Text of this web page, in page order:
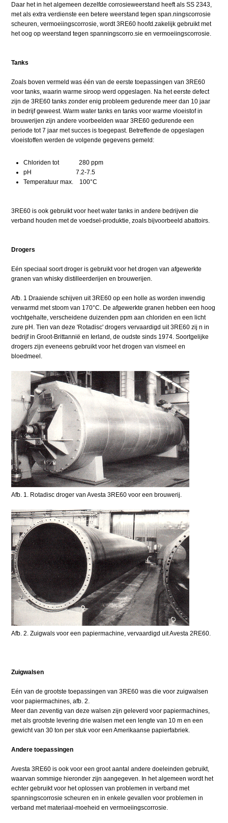
Daar het in het algemeen dezelfde corrosieweerstand heeft als SS 2343,
met als extra verdienste een betere weerstand tegen span.ningscorrosie
scheuren, vermoeiingscorrosie, wordt 3RE60 hoofd.zakelijk gebruikt met
het oog op weerstand tegen spanningscorro.sie en vermoeiingscorrosie.
Tanks
Zoals boven vermeld was één van de eerste toepassingen van 3RE60
voor tanks, waarin warme siroop werd opgeslagen. Na het eerste defect
zijn de 3RE60 tanks zonder enig probleem gedurende meer dan 10 jaar
in bedrijf geweest. Warm water tanks en tanks voor warme vloeistof in
brouwerijen zijn andere voorbeelden waar 3RE60 gedurende een
periode tot 7 jaar met succes is toegepast. Betreffende de opgeslagen
vloeistoffen werden de volgende gegevens gemeld:
Chloriden tot 280 ppm
pH 7.2-7.5
Temperatuur max. 100°C
3RE60 is ook gebruikt voor heet water tanks in andere bedrijven die
verband houden met de voedsel-produktie, zoals bijvoorbeeld abattoirs.
Drogers
Eén speciaal soort droger is gebruikt voor het drogen van afgewerkte
granen van whisky distilleerderijen en brouwerijen.
Afb. 1 Draaiende schijven uit 3RE60 op een holle as worden inwendig
verwarmd met stoom van 170°C. De afgewerkte granen hebben een hoog
vochtgehalte, verscheidene duizenden ppm aan chloriden en een licht
zure pH. Tien van deze 'Rotadisc' drogers vervaardigd uit 3RE60 zij n in
bedrijf in Groot-Brittannië en Ierland, de oudste sinds 1974. Soortgelijke
drogers zijn eveneens gebruikt voor het drogen van vismeel en
bloedmeel.
Afb. 1. Rotadisc droger van Avesta 3RE60 voor een brouwerij.
Afb. 2. Zuigwals voor een papiermachine, vervaardigd uit Avesta 2RE60.
Zuigwalsen
Eén van de grootste toepassingen van 3RE60 was die voor zuigwalsen
voor papiermachines, afb. 2.
Meer dan zeventig van deze walsen zijn geleverd voor papiermachines,
met als grootste levering drie walsen met een lengte van 10 m en een
gewicht van 30 ton per stuk voor een Amerikaanse papierfabriek.
Andere toepassingen
Avesta 3RE60 is ook voor een groot aantal andere doeleinden gebruikt,
waarvan sommige hieronder zijn aangegeven. In het algemeen wordt het
echter gebruikt voor het oplossen van problemen in verband met
spanningscorrosie scheuren en in enkele gevallen voor problemen in
verband met materiaal-moeheid en vermoeiingscorrosie.